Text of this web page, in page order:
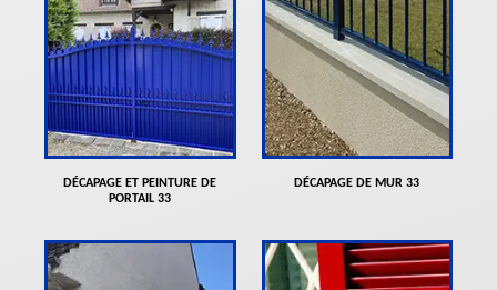
DÉCAPAGE ET PEINTURE DE
PORTAIL 33
DÉCAPAGE DE MUR 33